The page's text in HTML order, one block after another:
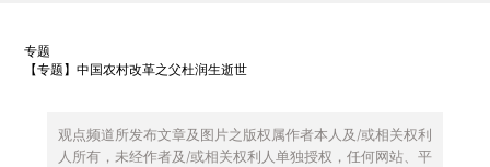
专题
【专题】中国农村改革之父杜润生逝世
观点频道所发布文章及图片之版权属作者本人及/或相关权利
人所有，未经作者及/或相关权利人单独授权，任何网站、平